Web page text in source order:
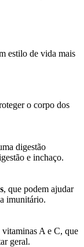
estilo de vida mais
o corpo dos
digestão
e inchaço.
, que podem ajudar
imunitário.
vitaminas A e C, que
geral.